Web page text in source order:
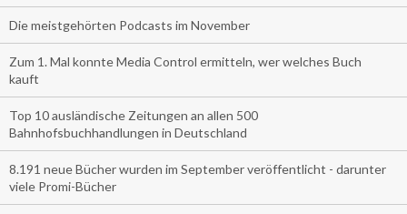
Die meistgehörten Podcasts im November
Zum 1. Mal konnte Media Control ermitteln, wer welches Buch
kauft
Top 10 ausländische Zeitungen an allen 500
Bahnhofsbuchhandlungen in Deutschland
8.191 neue Bücher wurden im September veröffentlicht - darunter
viele Promi-Bücher